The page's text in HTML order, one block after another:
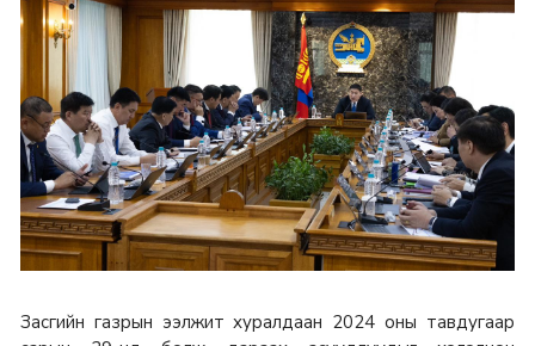
Засгийн газрын ээлжит хуралдаан 2024 оны тавдугаар